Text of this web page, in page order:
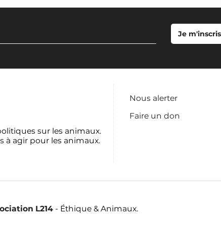
sur les animaux.
à agir pour les animaux.
Nous alerter
Faire un don
L214 - Éthique & Animaux.